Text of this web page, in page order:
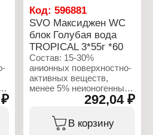
Количество смываний:
до 250 смываний
Упаковка: блистер
Код:596881
SVO Максиджен WC
блок Голубая вода
TROPICAL 3*55г *60
Состав: 15-30%
анионных поверхностно-
активных веществ,
менее 5% неионогенных
поверхностно-активных
веществ, отдушка,
бензилсалицилат,
цитронеллол,
292,04 ₽
В корзину